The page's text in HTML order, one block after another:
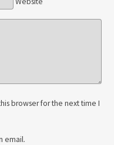
browser for the next time I
email.